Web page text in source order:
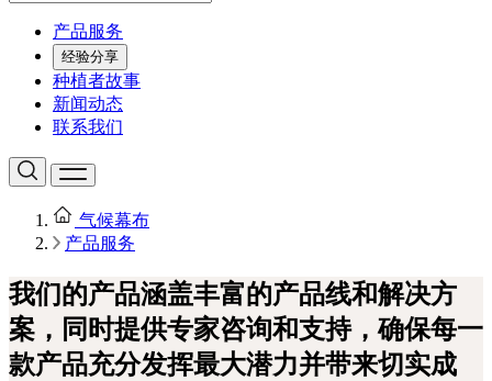
产品服务
经验分享
种植者故事
新闻动态
联系我们
气候幕布
产品服务
我们的产品涵盖丰富的产品线和解决方
案，同时提供专家咨询和支持，确保每一
款产品充分发挥最大潜力并带来切实成